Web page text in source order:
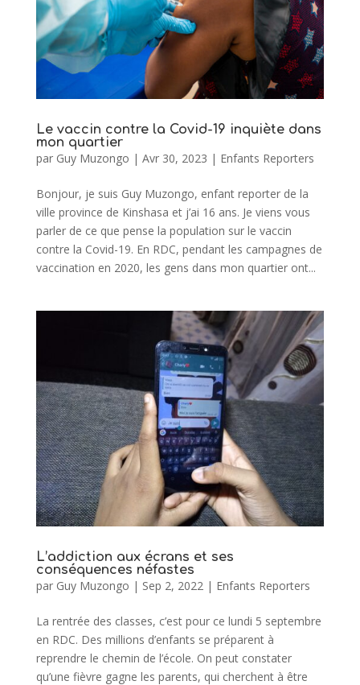
Le vaccin contre la Covid-19 inquiète dans
mon quartier
par Guy Muzongo | Avr 30, 2023 | Enfants Reporters
Bonjour, je suis Guy Muzongo, enfant reporter de la
ville province de Kinshasa et j’ai 16 ans. Je viens vous
parler de ce que pense la population sur le vaccin
contre la Covid-19. En RDC, pendant les campagnes de
vaccination en 2020, les gens dans mon quartier ont...
L’addiction aux écrans et ses
conséquences néfastes
par Guy Muzongo | Sep 2, 2022| Enfants Reporters
La rentrée des classes, c’est pour ce lundi 5 septembre
en RDC. Des millions d’enfants se préparent à
reprendre le chemin de l’école. On peut constater
qu’une fièvre gagne les parents, qui cherchent à être